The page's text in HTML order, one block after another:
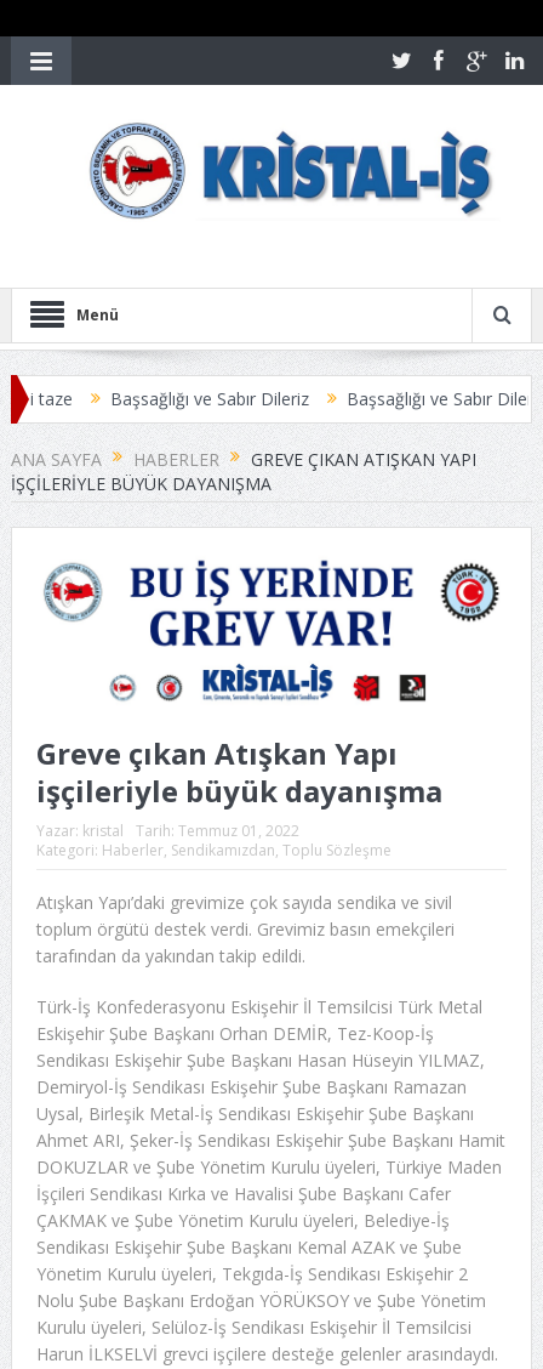
Menü
taze Başsağlığı ve Sabır Dileriz
Başsağlığı ve Sabır Dileriz
ANLAŞMAYLA SONUÇLANDI
Üyelerimize Duyuru
ANA SAYFA HABERLER
GREVE ÇIKAN ATIŞKAN YAPI
IŞÇILERIYLE BÜYÜK DAYANIŞMA
Greve çıkan Atışkan Yapı
işçileriyle büyük dayanışma
Yazar: kristal Tarih: Temmuz 01, 2022
Kategori: Haberler, Sendikamızdan, Toplu Sözleşme
Atışkan Yapı’daki grevimize çok sayıda sendika ve sivil
toplum örgütü destek verdi. Grevimiz basın emekçileri
tarafından da yakından takip edildi.
Türk-İş Konfederasyonu Eskişehir İl Temsilcisi Türk Metal
Eskişehir Şube Başkanı Orhan DEMİR, Tez-Koop-İş
Sendikası Eskişehir Şube Başkanı Hasan Hüseyin YILMAZ,
Demiryol-İş Sendikası Eskişehir Şube Başkanı Ramazan
Uysal, Birleşik Metal-İş Sendikası Eskişehir Şube Başkanı
Ahmet ARI, Şeker-İş Sendikası Eskişehir Şube Başkanı Hamit
DOKUZLAR ve Şube Yönetim Kurulu üyeleri, Türkiye Maden
İşçileri Sendikası Kırka ve Havalisi Şube Başkanı Cafer
ÇAKMAK ve Şube Yönetim Kurulu üyeleri, Belediye-İş
Sendikası Eskişehir Şube Başkanı Kemal AZAK ve Şube
Yönetim Kurulu üyeleri, Tekgıda-İş Sendikası Eskişehir 2
Nolu Şube Başkanı Erdoğan YÖRÜKSOY ve Şube Yönetim
Kurulu üyeleri, Selüloz-İş Sendikası Eskişehir İl Temsilcisi
Harun İLKSELVİ grevci işçilere desteğe gelenler arasındaydı.